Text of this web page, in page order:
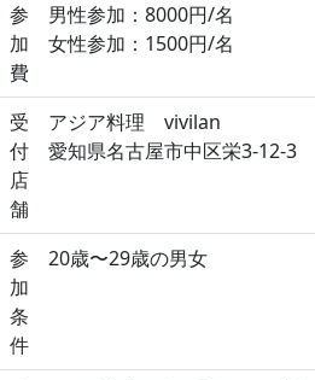
参
加
費
男性参加：8000円/名
女性参加：1500円/名
受
付
店
舗
アジア料理 vivilan
愛知県名古屋市中区栄3-12-3
参
加
条
件
20歳〜29歳の男女